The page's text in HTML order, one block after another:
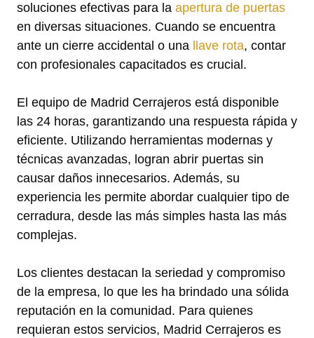
soluciones efectivas para la apertura de puertas
en diversas situaciones. Cuando se encuentra
ante un cierre accidental o una
llave rota, contar
con profesionales capacitados es crucial.
El equipo de Madrid Cerrajeros está disponible
las 24 horas, garantizando una respuesta rápida y
eficiente. Utilizando herramientas modernas y
técnicas avanzadas, logran abrir puertas sin
causar daños innecesarios. Además, su
experiencia les permite abordar cualquier tipo de
cerradura, desde las más simples hasta las más
complejas.
Los clientes destacan la seriedad y compromiso
de la empresa, lo que les ha brindado una sólida
reputación en la comunidad. Para quienes
requieran estos servicios, Madrid Cerrajeros es